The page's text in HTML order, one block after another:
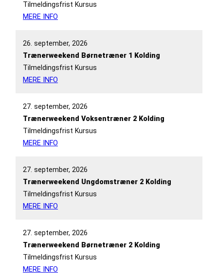
Tilmeldingsfrist Kursus
MERE INFO
26. september, 2026
Trænerweekend Børnetræner 1 Kolding
Tilmeldingsfrist Kursus
MERE INFO
27. september, 2026
Trænerweekend Voksentræner 2 Kolding
Tilmeldingsfrist Kursus
MERE INFO
27. september, 2026
Trænerweekend Ungdomstræner 2 Kolding
Tilmeldingsfrist Kursus
MERE INFO
27. september, 2026
Trænerweekend Børnetræner 2 Kolding
Tilmeldingsfrist Kursus
MERE INFO